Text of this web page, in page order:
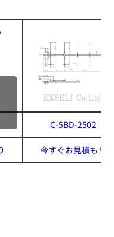
C-5BD-2502
今すぐお見積もり